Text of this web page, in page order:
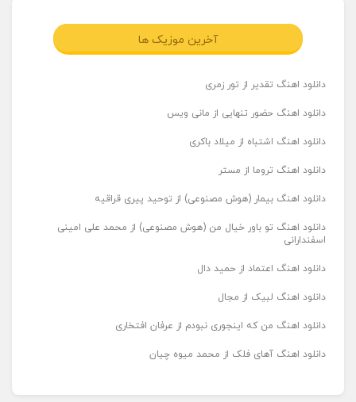
آخرین موزیک ها
دانلود اهنگ تقدیر از تور زمری
دانلود اهنگ حضور تنهایی از مانی ویس
دانلود اهنگ اشتباه از میلاد باکری
دانلود اهنگ تروما از مستر
دانلود اهنگ بیمار (هوش مصنوعی) از توحید پیری قراقیه
دانلود اهنگ تو باور خیال من (هوش مصنوعی) از محمد علی امینی
اسفندارانی
دانلود اهنگ اعتماد از حمید دال
دانلود اهنگ لبیک از مجال
دانلود اهنگ من که اینجوری نبودم از عرفان افتخاری
دانلود اهنگ آهای فلک از محمد میوه چیان